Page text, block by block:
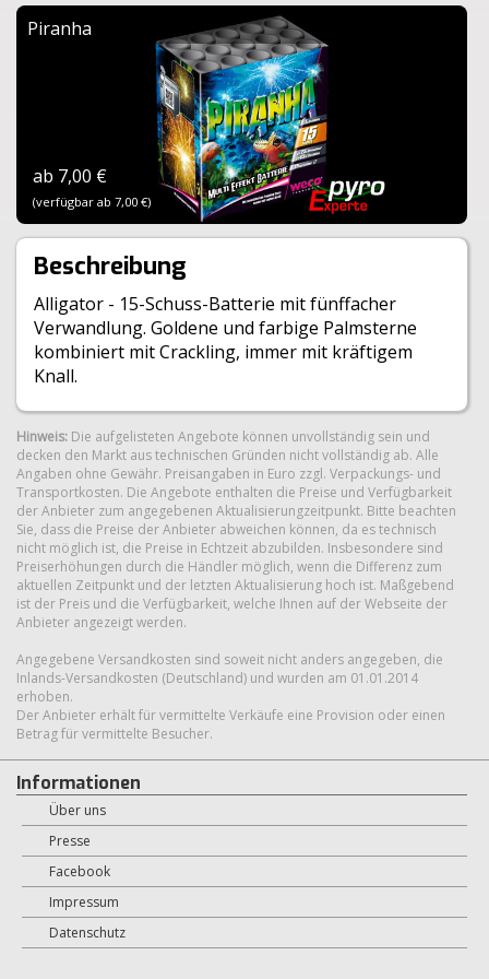
Piranha
ab 7,00 €
(verfügbar ab 7,00 €)
Beschreibung
Alligator - 15-Schuss-Batterie mit fünffacher
Verwandlung. Goldene und farbige Palmsterne
kombiniert mit Crackling, immer mit kräftigem
Knall.
Hinweis: Die aufgelisteten Angebote können unvollständig sein und
decken den Markt aus technischen Gründen nicht vollständig ab. Alle
Angaben ohne Gewähr. Preisangaben in Euro zzgl. Verpackungs- und
Transportkosten. Die Angebote enthalten die Preise und Verfügbarkeit
der Anbieter zum angegebenen Aktualisierungzeitpunkt. Bitte beachten
Sie, dass die Preise der Anbieter abweichen können, da es technisch
nicht möglich ist, die Preise in Echtzeit abzubilden. Insbesondere sind
Preiserhöhungen durch die Händler möglich, wenn die Differenz zum
aktuellen Zeitpunkt und der letzten Aktualisierung hoch ist. Maßgebend
ist der Preis und die Verfügbarkeit, welche Ihnen auf der Webseite der
Anbieter angezeigt werden.
Angegebene Versandkosten sind soweit nicht anders angegeben, die
Inlands-Versandkosten (Deutschland) und wurden am 01.01.2014
erhoben.
Der Anbieter erhält für vermittelte Verkäufe eine Provision oder einen
Betrag für vermittelte Besucher.
Informationen
Über uns
Presse
Facebook
Impressum
Datenschutz